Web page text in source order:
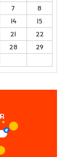
7
8
14
15
21
22
28
29